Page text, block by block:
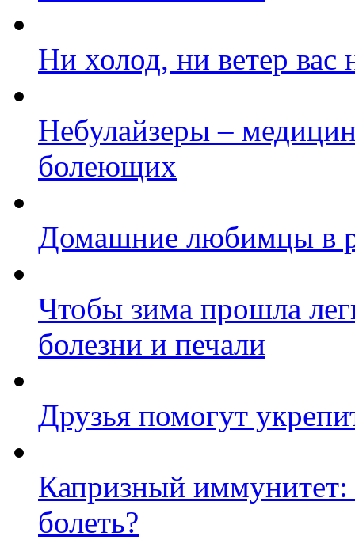
Ни холод, ни ветер вас
Небулайзеры –
болеющих
Домашние любимцы в
Чтобы зима прошла
болезни и печали
Друзья помогут
Капризный иммунитет:
болеть?